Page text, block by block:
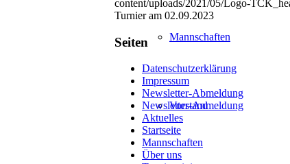
Mannschaften
Vorstand
content/uploads/2021/05/Logo-
Turnier am 02.09.2023
Seiten
Datenschutzerklärung
Impressum
Newsletter-Abmeldung
Newsletter-Anmeldung
Aktuelles
Startseite
Mannschaften
Über uns